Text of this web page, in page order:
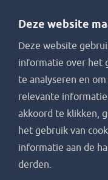
Deze website
Deze website
informatie over het
te analyseren en
relevante
akkoord te klikken,
het gebruik van
informatie aan de
derden.